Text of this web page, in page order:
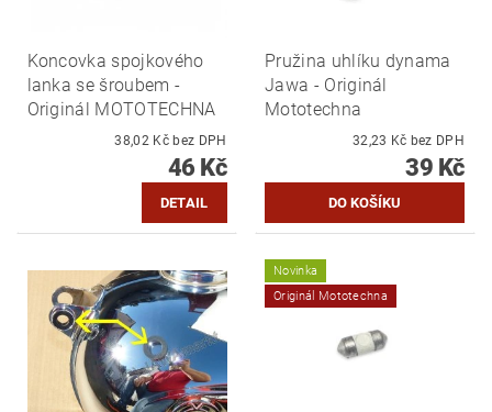
Koncovka spojkového
lanka se šroubem -
Originál MOTOTECHNA
38,02 Kč bez DPH
46 Kč
DETAIL
Pružina uhlíku dynama
Jawa - Originál
Mototechna
32,23 Kč bez DPH
39 Kč
Novinka
Originál Mototechna